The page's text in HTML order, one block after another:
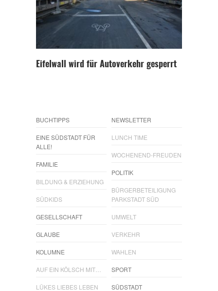
Eifelwall wird für Autoverkehr gesperrt
BUCHTIPPS
EINE SÜDSTADT FÜR
ALLE!
FAMILIE
BILDUNG & ERZIEHUNG
SÜDKIDS
GESELLSCHAFT
GLAUBE
KOLUMNE
AUF EIN KÖLSCH MIT…
LÜKES LIEBES LEBEN
NEWSLETTER
LUNCH TIME
WOCHENEND-FREUDEN
POLITIK
BÜRGERBETEILIGUNG
PARKSTADT SÜD
UMWELT
VERKEHR
WAHLEN
SPORT
SÜDSTADT